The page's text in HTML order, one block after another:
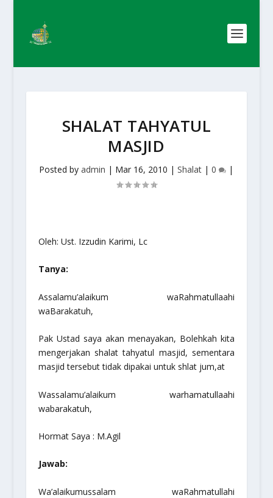
SHALAT TAHYATUL
MASJID
Posted byadmin | Mar 16, 2010 |Shalat |0 |
Oleh: Ust. Izzudin Karimi, Lc
Tanya:
Assalamu’alaikum waRahmatullaahi
waBarakatuh,
Pak Ustad saya akan menayakan, Bolehkah kita
mengerjakan shalat tahyatul masjid, sementara
masjid tersebut tidak dipakai untuk shlat jum,at
Wassalamu’alaikum warhamatullaahi
wabarakatuh,
Hormat Saya : M.Agil
Jawab:
Wa’alaikumussalam waRahmatullahi